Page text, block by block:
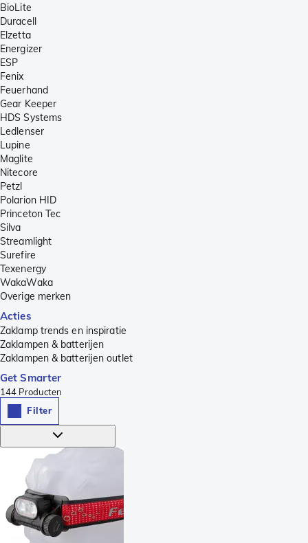
BioLite
Duracell
Elzetta
Energizer
ESP
Fenix
Feuerhand
Gear Keeper
HDS Systems
Ledlenser
Lupine
Maglite
Nitecore
Petzl
Polarion HID
Princeton Tec
Silva
Streamlight
Surefire
Texenergy
WakaWaka
Overige merken
Acties
Zaklamp trends en inspiratie
Zaklampen & batterijen
Zaklampen & batterijen outlet
Get Smarter
144 Producten
Filter